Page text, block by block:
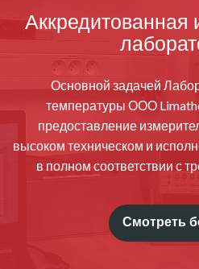
Аккредитованная
Основной задачей
температуры ООО
предоставление
высоком техническом и
в полном соответствии с
Смотреть